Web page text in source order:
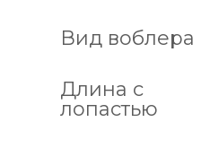
Вид воблера
Длина с
лопастью